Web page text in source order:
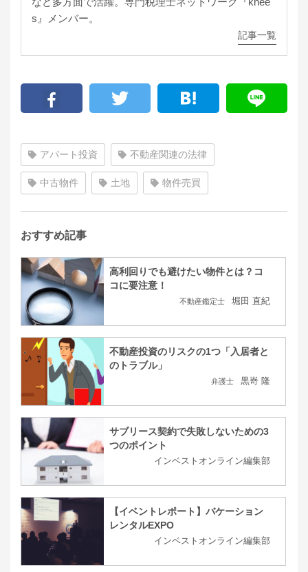
s』メンバー。
記事一覧
アパート投資 不動産関連の法律
中古物件 土地 物件売買
おすすめ記事
高利回りでも避けたい物件とは？コ
コに要注意！
不動産鑑定士 堀田 直紀
不動産投資のリスクの1つ「入居者と
のトラブル」
弁護士 黒嵜 隆
サブリース契約で失敗しないための3
つのポイント
インベストオンライン編集部
【イベントレポート】バケーション
レンタルEXPO
インベストオンライン編集部